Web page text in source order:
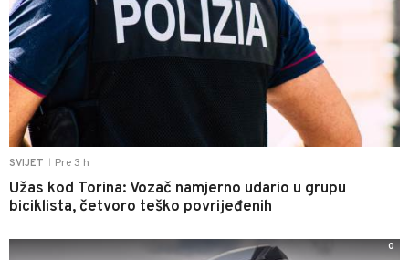
SVIJET Pre 3 h
Užas kod Torina: Vozač namjerno udario u grupu
biciklista, četvoro teško povrijeđenih
0